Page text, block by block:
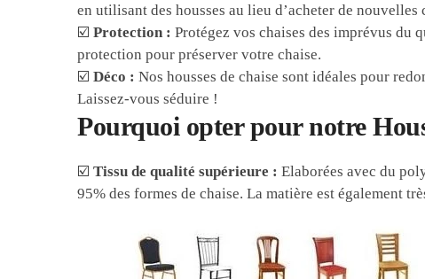
en utilisant des housses au lieu d’acheter de nouvelles
☑️Protection : Protégez vos chaises des imprévus du
protection pour préserver votre chaise.
☑️Déco : Nos housses de chaise sont idéales pour
Laissez-vous séduire !
Pourquoi opter pour notre
☑️Tissu de qualité supérieure : Elaborées avec du
95% des formes de chaise. La matière est également